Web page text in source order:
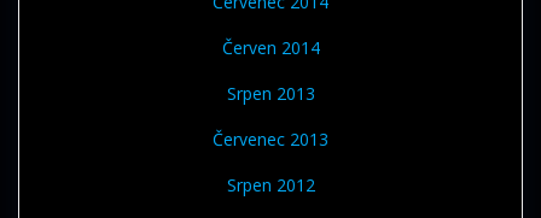
Červen 2014
Srpen 2013
Červenec 2013
Srpen 2012